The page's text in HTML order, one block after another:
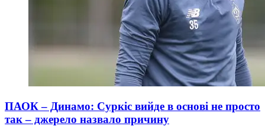
ПАОК – Динамо: Суркіс вийде в основі не просто
так – джерело назвало причину